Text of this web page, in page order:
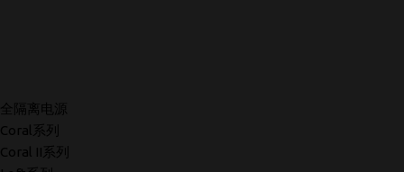
全隔离电源
Coral系列
Coral II系列